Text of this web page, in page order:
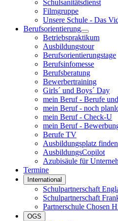
Schulsanitätsdienst
Filmgruppe
Unsere Schule - Das
Berufsorientierung
Betriebspraktikum
Ausbildungstour
Berufsorientierungstage
Berufsinfomesse
Berufsberatung
Bewerbertraining
Girls´ und Boys´ Day
mein Beruf - Berufe
mein Beruf - noch
mein Beruf - Check-U
mein Beruf -
Berufe TV
Ausbildungsplatz finden
AusbildungsCopilot
Azubisäule für
Termine
International
Schulpartnerschaft
Schulpartnerschaft
Partnerschule Chosen
OGS